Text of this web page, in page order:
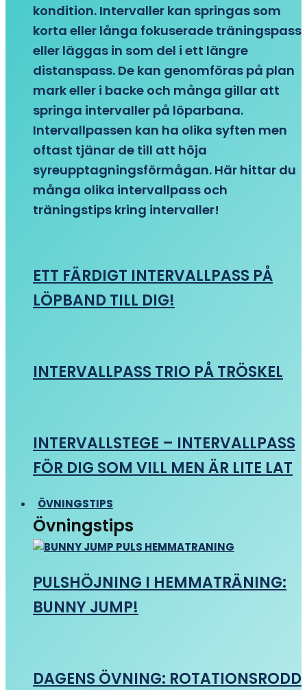
kondition. Intervaller kan springas som
korta eller långa fokuserade träningspass
eller läggas in som del i ett längre
distanspass. De kan genomföras på plan
mark eller i backe och många gillar att
springa intervaller på löparbana.
Intervallpassen kan ha olika syften men
oftast tjänar de till att höja
syreupptagningsförmågan. Här hittar du
många olika intervallpass och
träningstips kring intervaller!
ETT FÄRDIGT INTERVALLPASS PÅ
LÖPBAND TILL DIG!
INTERVALLPASS TRIO PÅ TRÖSKEL
INTERVALLSTEGE – INTERVALLPASS
FÖR DIG SOM VILL MEN ÄR LITE LAT
ÖVNINGSTIPS
Övningstips
PULSHÖJNING I HEMMATRÄNING:
BUNNY JUMP!
DAGENS ÖVNING: ROTATIONSRODD